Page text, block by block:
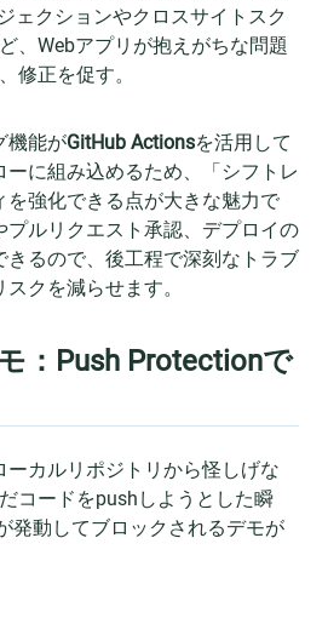
ェクションやクロスサイトスク
、Webアプリが抱えがちな問題
修正を促す。
機能がGitHub Actionsを活用して
ーに組み込めるため、「シフトレ
を強化できる点が大きな魅力で
プルリクエスト承認、デプロイの
きるので、後工程で深刻なトラブ
クを減らせます。
：Push Protectionで
ーカルリポジトリから怪しげな
コードをpushしようとした瞬
発動してブロックされるデモが